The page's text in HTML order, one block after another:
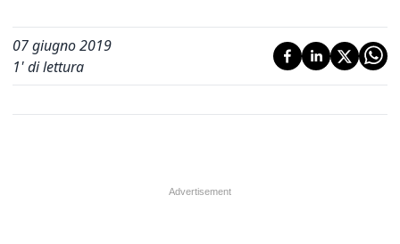
07 giugno 2019
1' di lettura